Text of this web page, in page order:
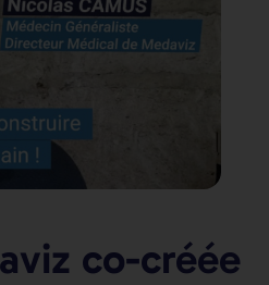
co-créée